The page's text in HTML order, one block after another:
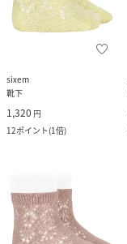
sixem
靴下
1,320 円
12ポイント(1倍)